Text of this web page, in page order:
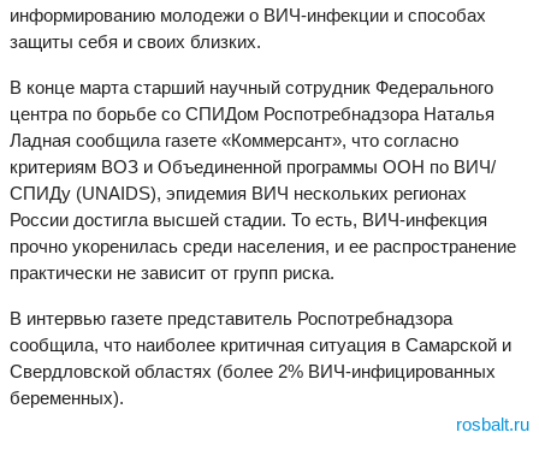
информированию молодежи о ВИЧ-инфекции и способах
защиты себя и своих близких.
В конце марта старший научный сотрудник Федерального
центра по борьбе со СПИДом Роспотребнадзора Наталья
Ладная сообщила газете «Коммерсант», что согласно
критериям ВОЗ и Объединенной программы ООН по ВИЧ/
СПИДу (UNAIDS), эпидемия ВИЧ нескольких регионах
России достигла высшей стадии. То есть, ВИЧ-инфекция
прочно укоренилась среди населения, и ее распространение
практически не зависит от групп риска.
В интервью газете представитель Роспотребнадзора
сообщила, что наиболее критичная ситуация в Самарской и
Свердловской областях (более 2% ВИЧ-инфицированных
беременных).
rosbalt.ru